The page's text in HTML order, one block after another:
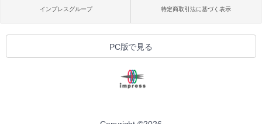
インプレスグループ 特定商取引法に基づく表示
PC版で見る